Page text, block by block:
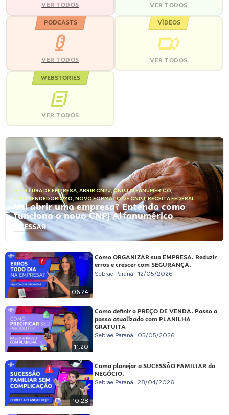
VER TODOS VER TODOS
PODCASTS
VER TODOS
VÍDEOS
VER TODOS
WEBSTORIES
VER TODOS
ABERTURA DE EMPRESA, ABRIR CNPJ,CNPJ ALFANUMÉRICO,
EMPREENDEDORISMO, NOVO FORMATO DE CNPJ,RECEITA FEDERAL
Vai abrir uma empresa? Entenda como
funciona o novo CNPJ Alfanumérico
ACESSAR
06:24
Como ORGANIZAR sua EMPRESA. Reduzir
erros e crescer com SEGURANÇA.
Sebrae Paraná 12/05/2026
11:20
Como definir o PREÇO DE VENDA. Passo a
passo atualizado com PLANILHA
GRATUITA
Sebrae Paraná 05/05/2026
10:28
Como planejar a SUCESSÃO FAMILIAR do
NEGÓCIO.
Sebrae Paraná 28/04/2026